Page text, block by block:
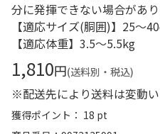
分に発揮できない場合があり
【適応サイズ(胴囲)】25～
【適応体重】3.5～5.5kg
1,810円(送料別・税込)
※配送先により送料は変動い
獲得ポイント： 18 pt